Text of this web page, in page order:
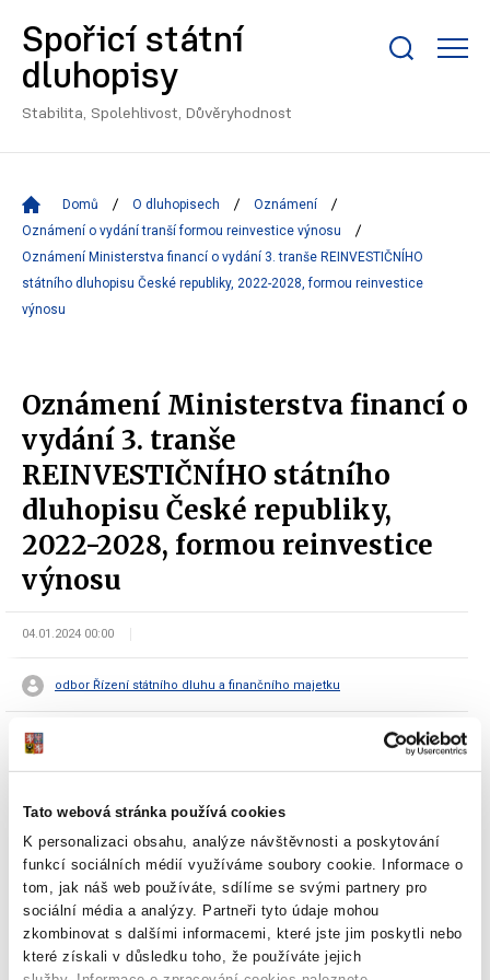
Tato webová stránka používá cookies
K personalizaci obsahu, analýze návštěvnosti a poskytování
funkcí sociálních médií využíváme soubory cookie. Informace o
tom, jak náš web používáte, sdílíme se svými partnery pro
sociální média a analýzy. Partneři tyto údaje mohou
zkombinovat s dalšími informacemi, které jste jim poskytli nebo
které získali v důsledku toho, že používáte jejich
Spořicí státní
dluhopisy
Stabilita, Spolehlivost, Důvěryhodnost
Domů O dluhopisech
Oznámení
Oznámení o vydání tranší formou reinvestice výnosu
Oznámení Ministerstva financí o vydání 3. tranše REINVESTIČNÍHO
státního dluhopisu České republiky, 2022-2028, formou reinvestice
výnosu
Oznámení Ministerstva financí o
vydání 3. tranše
REINVESTIČNÍHO státního
dluhopisu České republiky,
2022-2028, formou reinvestice
výnosu
04.01.2024 00:00
odbor Řízení státního dluhu a finančního majetku
Dokumenty ke stažení
Oznámení Ministerstva financí o